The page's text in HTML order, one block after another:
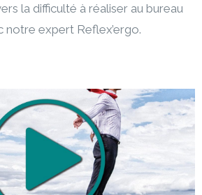
la difficulté à réaliser au bureau
notre expert Reflex’ergo.